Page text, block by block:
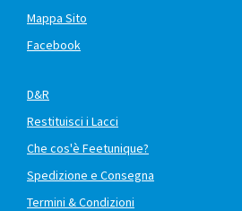
Mappa Sito
Facebook
D&R
Restituisci i Lacci
Che cos'è Feetunique?
Spedizione e Consegna
Termini & Condizioni